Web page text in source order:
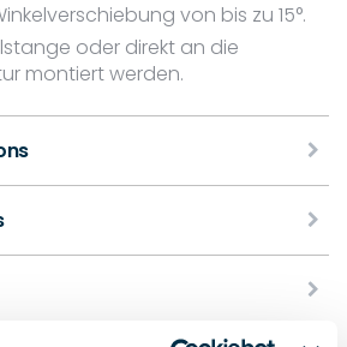
von bis zu 15°.
oder direkt an die
montiert werden.